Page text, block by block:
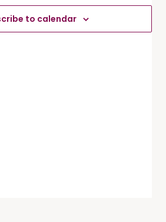
to calendar